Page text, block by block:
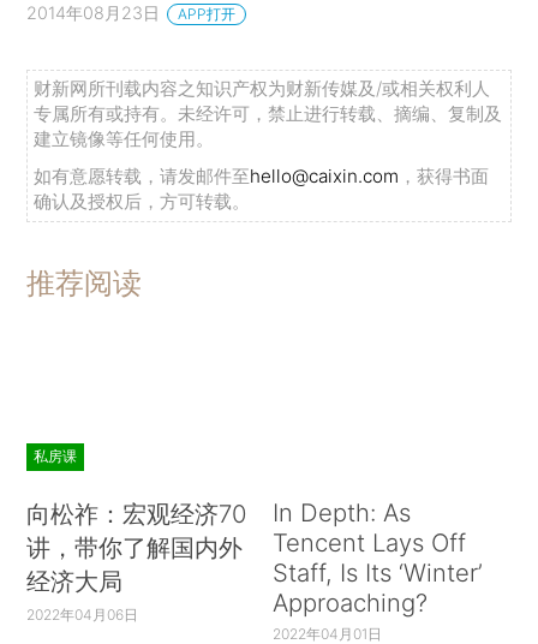
2014年08月23日 APP打开
财新网所刊载内容之知识产权为财新传媒及/或相关权利人
专属所有或持有。未经许可，禁止进行转载、摘编、复制及
建立镜像等任何使用。
如有意愿转载，请发邮件至hello@caixin.com ，获得书面
确认及授权后，方可转载。
推荐阅读
私房课
向松祚：宏观经济70
讲，带你了解国内外
经济大局
2022年04月06日
In Depth: As
Tencent Lays Off
Staff, Is Its ‘Winter’
Approaching?
2022年04月01日